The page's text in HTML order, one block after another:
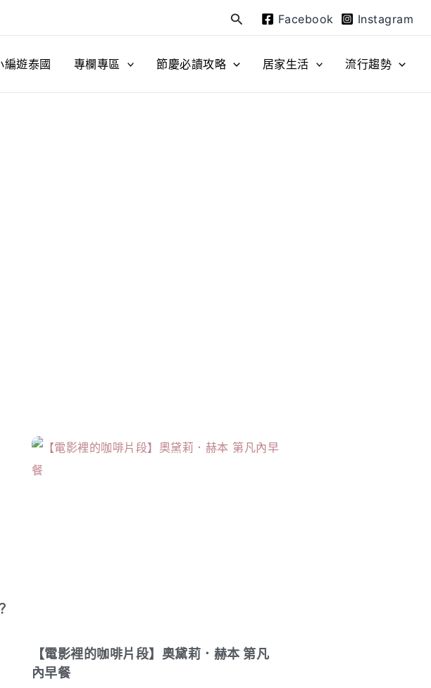
搜
尋
Facebook Instagram
編遊泰國 專欄專區 節慶必讀攻略 居家生活 流行趨勢
【電影裡的咖啡片段】奧黛莉．赫本 第凡
內早餐